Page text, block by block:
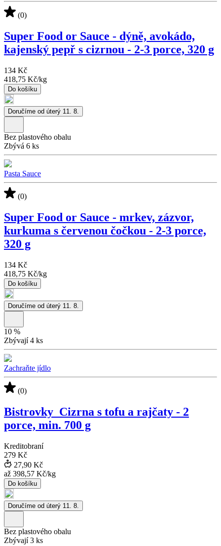
(0)
Super Food or Sauce - dýně, avokádo,
kajenský pepř s cizrnou - 2-3 porce, 320 g
134 Kč
418,75 Kč/kg
Do košíku
Doručíme od úterý 11. 8.
Bez plastového obalu
Zbývá 6 ks
Pasta Sauce
(0)
Super Food or Sauce - mrkev, zázvor,
kurkuma s červenou čočkou - 2-3 porce,
320 g
134 Kč
418,75 Kč/kg
Do košíku
Doručíme od úterý 11. 8.
10 %
Zbývají 4 ks
Zachraňte jídlo
(0)
Bistrovky_Cizrna s tofu a rajčaty - 2
porce, min. 700 g
Kreditobraní
279 Kč
27,90 Kč
až 398,57 Kč/kg
Do košíku
Doručíme od úterý 11. 8.
Bez plastového obalu
Zbývají 3 ks